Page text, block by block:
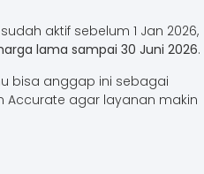
aktif sebelum 1 Jan 2026,
lama sampai 30 Juni 2026.
bisa anggap ini sebagai
agar layanan makin